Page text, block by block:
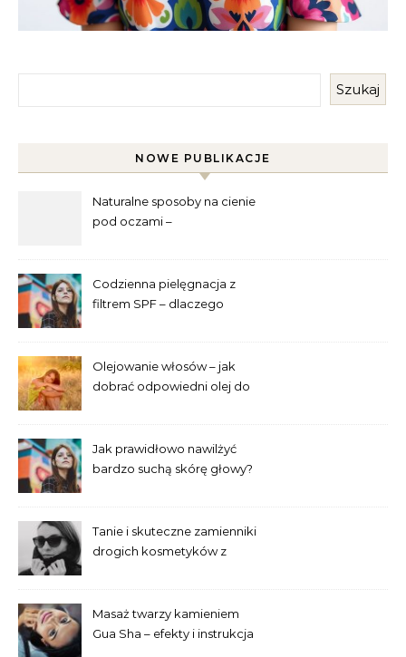
Szukaj
NOWE PUBLIKACJE
Naturalne sposoby na cienie
pod oczami –
Codzienna pielęgnacja z
filtrem SPF – dlaczego
Olejowanie włosów – jak
dobrać odpowiedni olej do
Jak prawidłowo nawilżyć
bardzo suchą skórę głowy?
Tanie i skuteczne zamienniki
drogich kosmetyków z
Masaż twarzy kamieniem
Gua Sha – efekty i instrukcja